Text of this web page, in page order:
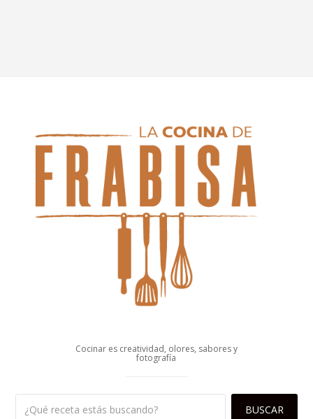
Cocinar es creatividad, olores, sabores y
fotografía